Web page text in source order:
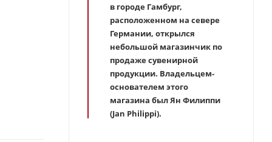
в городе Гамбург,
расположенном на севере
Германии, открылся
небольшой магазинчик по
продаже сувенирной
продукции. Владельцем-
основателем этого
магазина был Ян Филиппи
(Jan Philippi).